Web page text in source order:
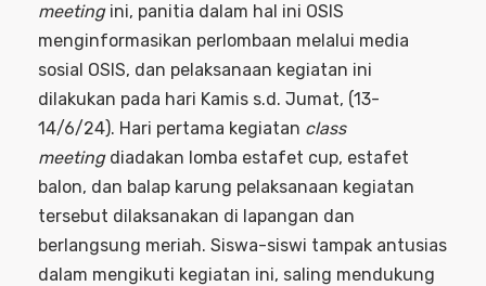
meetingini, panitia dalam hal ini OSIS
menginformasikan perlombaan melalui media
sosial OSIS, dan pelaksanaan kegiatan ini
dilakukan pada hari Kamis s.d. Jumat, (13-
14/6/24). Hari pertama kegiatan class
meetingdiadakan lomba estafet cup, estafet
balon, dan balap karung pelaksanaan kegiatan
tersebut dilaksanakan di lapangan dan
berlangsung meriah. Siswa-siswi tampak antusias
dalam mengikuti kegiatan ini, saling mendukung